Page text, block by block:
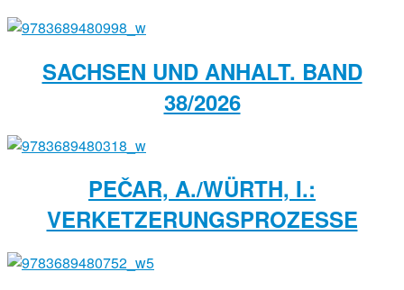
SACHSEN UND ANHALT. BAND
38/2026
PEČAR, A./WÜRTH, I.:
VERKETZERUNGSPROZESSE